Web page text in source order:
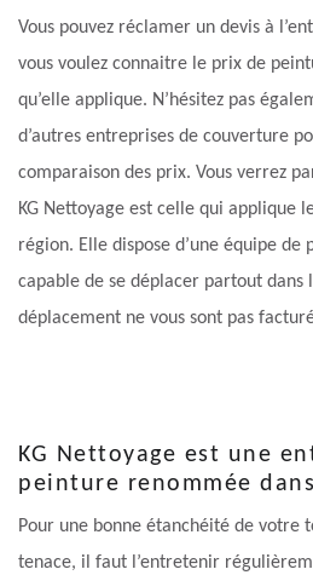
Vous pouvez réclamer un devis à
vous voulez connaitre le prix de
qu’elle applique. N’hésitez pas
d’autres entreprises de couverture
comparaison des prix. Vous verrez
KG Nettoyage est celle qui applique
région. Elle dispose d’une équipe de
capable de se déplacer partout dans
déplacement ne vous sont pas
KG Nettoyage est une
peinture renommée
Pour une bonne étanchéité de votre
tenace, il faut l’entretenir